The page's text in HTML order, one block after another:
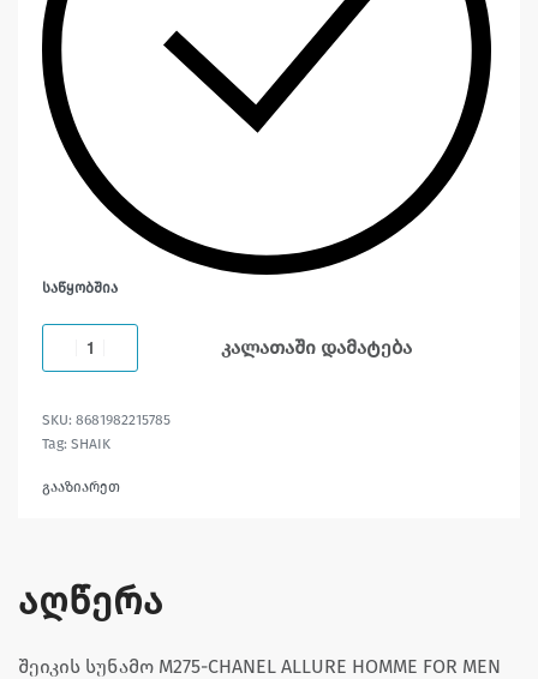
ᲡᲐᲬᲧᲝᲑᲨᲘᲐ
კალათაში დამატება
8681982215785
Tag: SHAIK
გააზიარეთ
აღწერა
შეიკის სუნამო M275-CHANEL ALLURE HOMME FOR MEN